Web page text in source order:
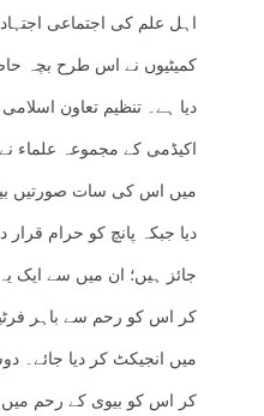
اہل علم کی اجتماعی
کمیٹیوں نے اس طرح بچہ
میں اس کی سات صورتیں
دیا جبکہ پانچ کو حرام
جائز ہیں؛ ان میں سے ایک
کر اس کو رحم سے باہر
میں انجیکٹ کر دیا جائے۔
کر اس کو بیوی کے رحم میں